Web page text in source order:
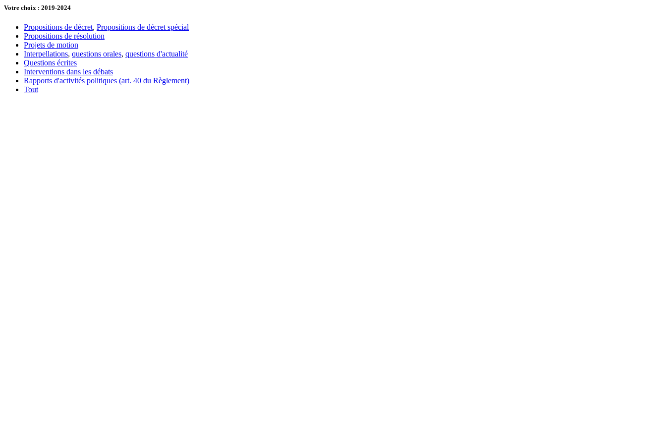
Votre choix : 2019-2024
Propositions de décret, Propositions de décret spécial
Propositions de résolution
Projets de motion
Interpellations, questions orales, questions d'actualité
Questions écrites
Interventions dans les débats
Rapports d'activités politiques (art. 40 du Règlement)
Tout